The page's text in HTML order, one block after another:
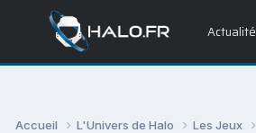
Actualité
Accueil L'Univers de Halo Les Jeux